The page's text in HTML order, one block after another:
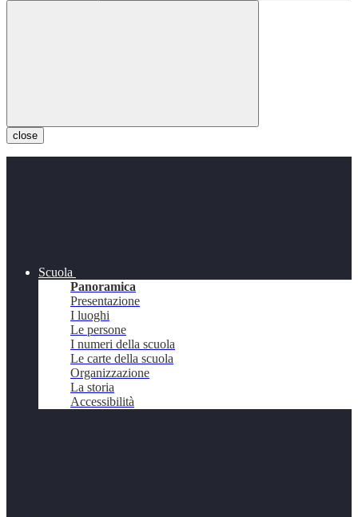
close
Scuola
Panoramica
Presentazione
I luoghi
Le persone
I numeri della scuola
Le carte della scuola
Organizzazione
La storia
Accessibilità